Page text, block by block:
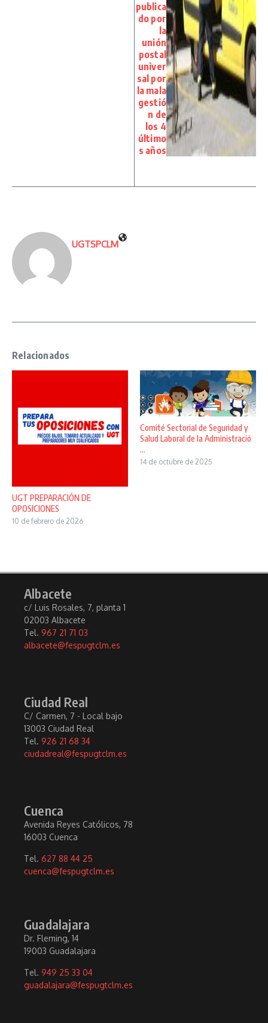
publica
do por
la
unión
postal
univer
sal por
la mala
gestió
n de
los 4
último
s años
UGTSPCLM
Relacionados
UGT PREPARACIÓN DE
OPOSICIONES
10 de febrero de 2026
Comité Sectorial de Seguridad y
Salud Laboral de la Administració
...
14 de octubre de 2025
Albacete
c/ Luis Rosales, 7, planta 1
02003 Albacete
Tel. 967 21 71 03
albacete@fespugtclm.es
Ciudad Real
C/ Carmen, 7 - Local bajo
13003 Ciudad Real
Tel. 926 21 68 34
ciudadreal@fespugtclm.es
Cuenca
Avenida Reyes Católicos, 78
16003 Cuenca
Tel. 627 88 44 25
cuenca@fespugtclm.es
Guadalajara
Dr. Fleming, 14
19003 Guadalajara
Tel. 949 25 33 04
guadalajara@fespugtclm.es